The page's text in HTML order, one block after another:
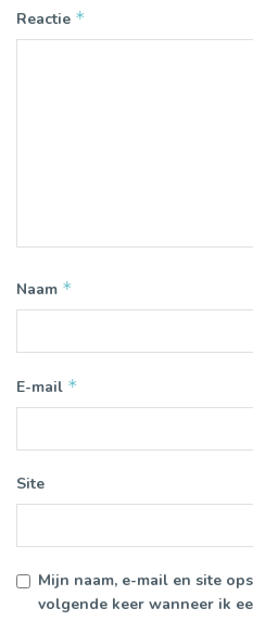
Reactie *
Naam *
E-mail *
Site
Mijn naam, e-mail en site
volgende keer wanneer ik